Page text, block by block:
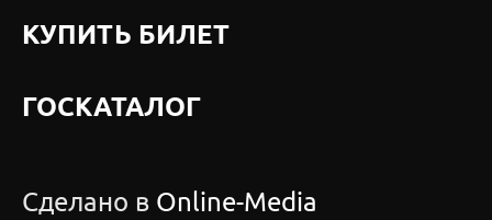
КУПИТЬ БИЛЕТ
ГОСКАТАЛОГ
Сделано в Online-Media